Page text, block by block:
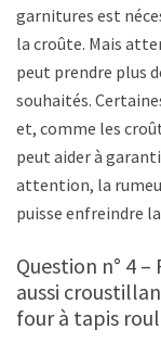
garnitures est
la croûte. Mais
peut prendre plus
souhaités.
et, comme les
peut aider à
attention, la
puisse enfreindre
Question n° 4
aussi
four à tapis